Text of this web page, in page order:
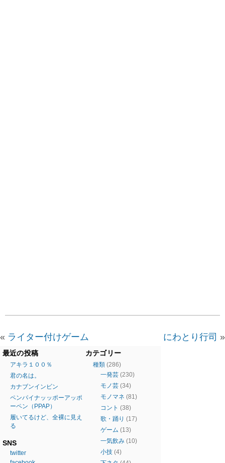
« ライター付けゲーム にわとり行司 »
最近の投稿
アキラ１００％
君の名は。
カナブンインビン
ペンパイナッッポーアッポ
ーペン（PPAP）
履いてるけど、全裸に見え
る
SNS
twitter
カテゴリー
種類 (286)
一発芸 (230)
モノ芸 (34)
モノマネ (81)
コント (38)
歌・踊り (17)
ゲーム (13)
一気飲み (10)
小技 (4)